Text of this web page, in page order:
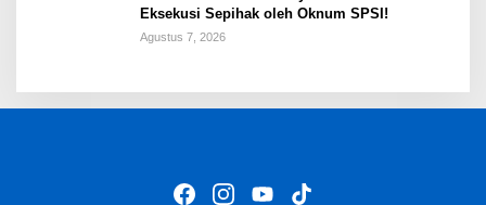
Eksekusi Sepihak oleh Oknum SPSI!
Agustus 7, 2026